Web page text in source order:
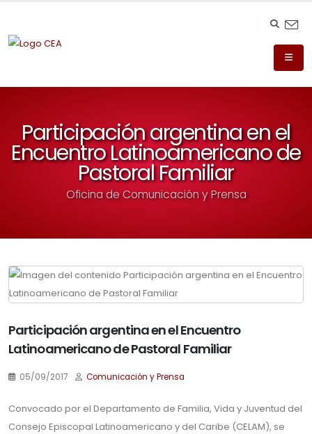
Participación argentina en el
Encuentro Latinoamericano de
Pastoral Familiar
Oficina de Comunicación y Prensa
Participación argentina en el Encuentro
Latinoamericano de Pastoral Familiar
05/09/2017 Comunicación y Prensa
Convocado por el Departamento de Familia, Vida y Juventud del
Consejo Episcopal Latinoamericano y del Caribe (CELAM), se